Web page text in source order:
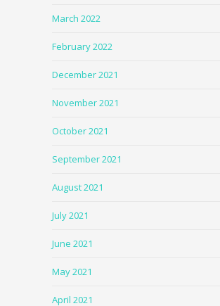
March 2022
February 2022
December 2021
November 2021
October 2021
September 2021
August 2021
July 2021
June 2021
May 2021
April 2021